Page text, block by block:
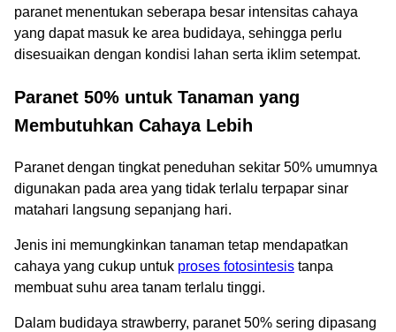
paranet menentukan seberapa besar intensitas cahaya
yang dapat masuk ke area budidaya, sehingga perlu
disesuaikan dengan kondisi lahan serta iklim setempat.
Paranet 50% untuk Tanaman yang
Membutuhkan Cahaya Lebih
Paranet dengan tingkat peneduhan sekitar 50% umumnya
digunakan pada area yang tidak terlalu terpapar sinar
matahari langsung sepanjang hari.
Jenis ini memungkinkan tanaman tetap mendapatkan
cahaya yang cukup untuk proses fotosintesis tanpa
membuat suhu area tanam terlalu tinggi.
Dalam budidaya strawberry, paranet 50% sering dipasang